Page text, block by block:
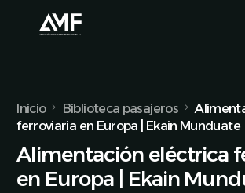
Inicio Biblioteca pasajeros
ferroviaria en Europa | Ekain Munduate
Alimentación eléctrica
en Europa | Ekain